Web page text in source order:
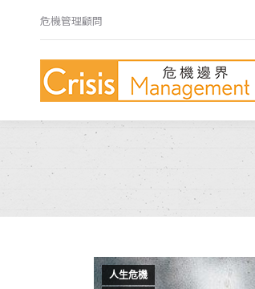
危機管理顧問
人生危機